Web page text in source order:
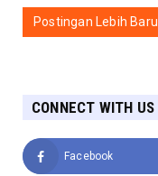
Postingan Lebih Baru
CONNECT WITH US
Facebook